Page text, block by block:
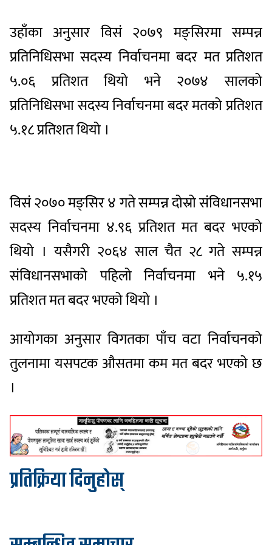
उहाँका अनुसार विसं २०७९ मङ्सिरमा सम्पन्न
प्रतिनिधिसभा सदस्य निर्वाचनमा बदर मत प्रतिशत
५.०६ प्रतिशत थियो भने २०७४ सालको
प्रतिनिधिसभा सदस्य निर्वाचनमा बदर मतको प्रतिशत
५.१८ प्रतिशत थियो ।
विसं २०७० मङ्सिर ४ गते सम्पन्न दोस्रो संविधानसभा
सदस्य निर्वाचनमा ४.९६ प्रतिशत मत बदर भएको
थियो । यसैगरी २०६४ साल चैत २८ गते सम्पन्न
संविधानसभाको पहिलो निर्वाचनमा भने ५.१५
प्रतिशत मत बदर भएको थियो ।
आयोगका अनुसार विगतका पाँच वटा निर्वाचनको
तुलनामा यसपटक औसतमा कम मत बदर भएको छ
।
प्रतिक्रिया दिनुहोस्